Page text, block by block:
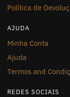
Política de
AJUDA
Minha Conta
Ajuda
Termos and
REDES SOCIAIS